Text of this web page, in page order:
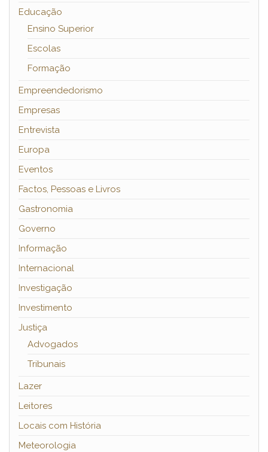
Educação
Ensino Superior
Escolas
Formação
Empreendedorismo
Empresas
Entrevista
Europa
Eventos
Factos, Pessoas e Livros
Gastronomia
Governo
Informação
Internacional
Investigação
Investimento
Justiça
Advogados
Tribunais
Lazer
Leitores
Locais com História
Meteorologia